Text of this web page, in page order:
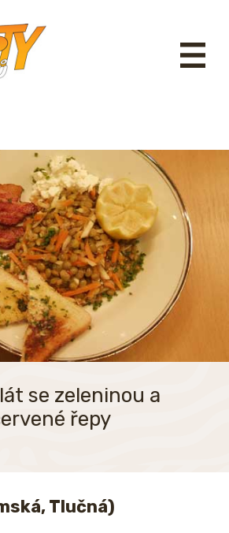
se zeleninou a
řepy
Tlučná)